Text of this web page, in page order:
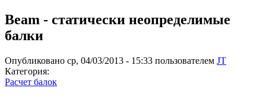
Beam - статически неопределимые
балки
Опубликовано ср, 04/03/2013 - 15:33 пользователем JT
Категория:
Расчет балок